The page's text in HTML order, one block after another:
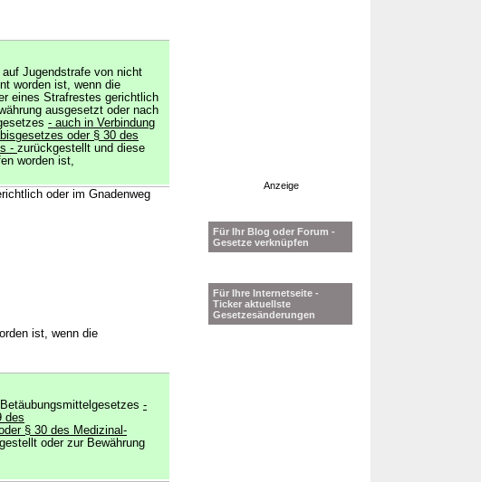
Jugendstrafe von nicht
worden ist, wenn die
eines Strafrestes gerichtlich
ausgesetzt oder nach
- auch in Verbindung
oder § 30 des
- zurückgestellt und diese
worden ist,
oder im Gnadenweg
ist, wenn die
-
des
§ 30 des Medizinal-
oder zur Bewährung
Anzeige
Für Ihr Blog oder Forum -
Gesetze verknüpfen
Für Ihre Internetseite -
Ticker aktuellste
Gesetzesänderungen